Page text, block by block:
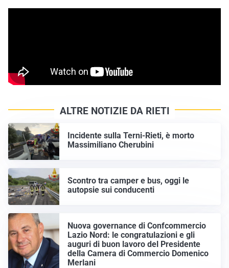
ALTRE NOTIZIE DA RIETI
Incidente sulla Terni-Rieti, è morto
Massimiliano Cherubini
Scontro tra camper e bus, oggi le
autopsie sui conducenti
Nuova governance di Confcommercio
Lazio Nord: le congratulazioni e gli
auguri di buon lavoro del Presidente
della Camera di Commercio Domenico
Merlani